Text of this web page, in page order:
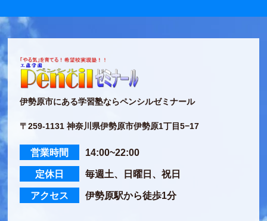
伊勢原市にある学習塾ならペンシルゼミナール
〒259-1131 神奈川県伊勢原市伊勢原1丁目5−17
営業時間 14:00~22:00
定休日 毎週土、日曜日、祝日
アクセス 伊勢原駅から徒歩1分